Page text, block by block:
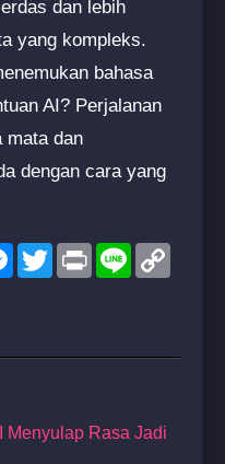
dan lebih
yang kompleks.
bahasa
AI? Perjalanan
mata dan
dengan cara yang
Messenger
TwitterPrint Line
Menyulap Rasa Jadi